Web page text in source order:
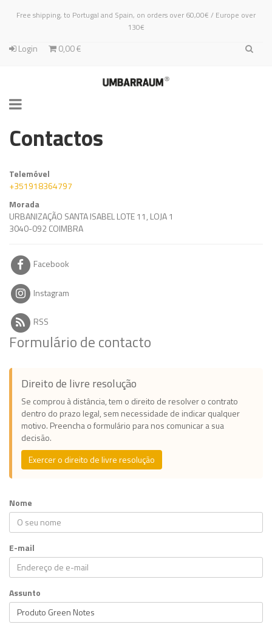
Free shipping, to Portugal and Spain, on orders over 60,00€ / Europe over
130€
Login 0,00 €
Toggle
Contactos
Telemóvel
+351918364797
Morada
URBANIZAÇÃO SANTA ISABEL LOTE 11, LOJA 1
3040-092 COIMBRA
Facebook
Instagram
RSS
Formulário de contacto
Direito de livre resolução
Se comprou à distância, tem o direito de resolver o contrato
dentro do prazo legal, sem necessidade de indicar qualquer
motivo. Preencha o formulário para nos comunicar a sua
decisão.
Exercer o direito de livre resolução
Nome
E-mail
Assunto